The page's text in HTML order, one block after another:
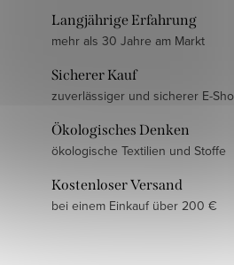
Langjährige Erfahrung
mehr als 30 Jahre am Markt
Sicherer Kauf
zuverlässiger und sicherer E-
Ökologisches Denken
ökologische Textilien und Stoffe
Kostenloser Versand
bei einem Einkauf über 200 €